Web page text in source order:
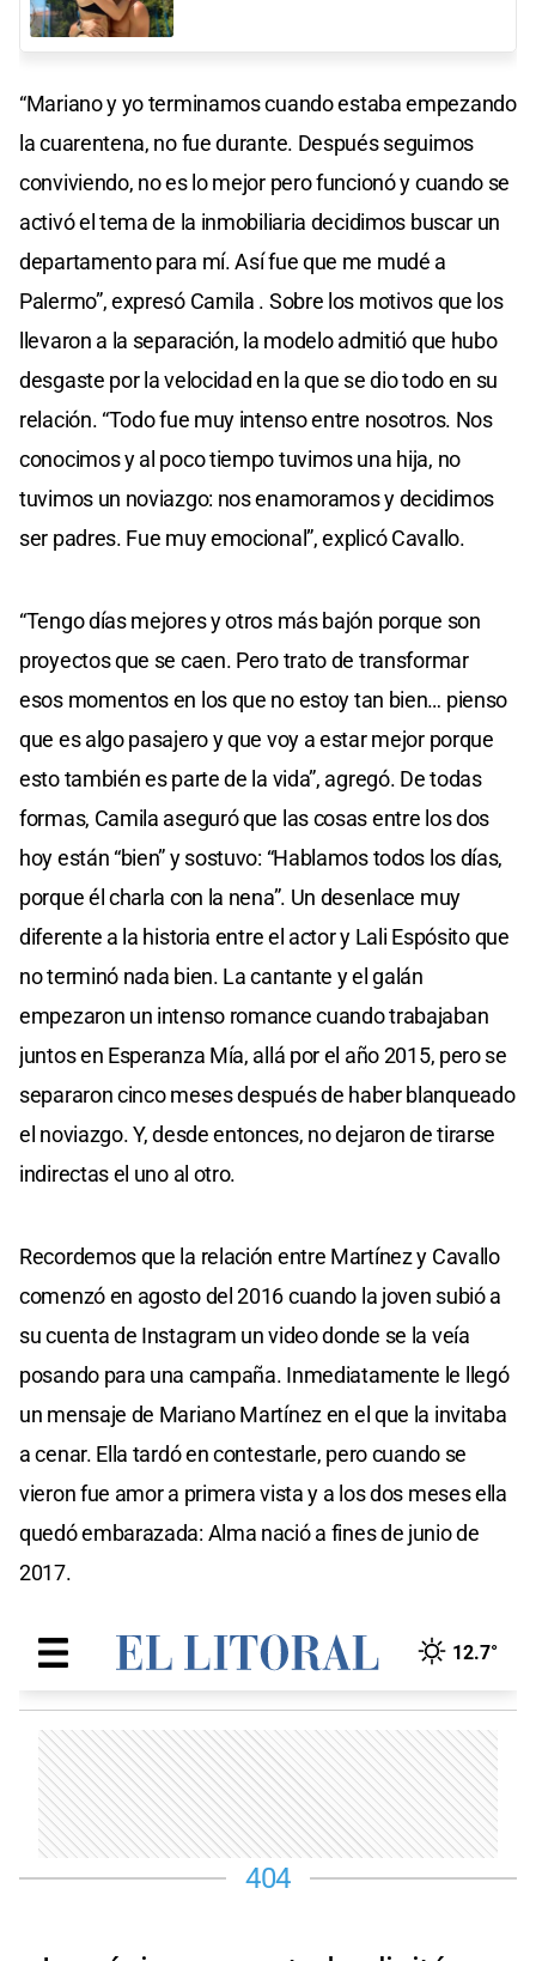
“Mariano y yo terminamos cuando estaba empezando
la cuarentena, no fue durante. Después seguimos
conviviendo, no es lo mejor pero funcionó y cuando se
activó el tema de la inmobiliaria decidimos buscar un
departamento para mí. Así fue que me mudé a
Palermo”, expresó Camila . Sobre los motivos que los
llevaron a la separación, la modelo admitió que hubo
desgaste por la velocidad en la que se dio todo en su
relación. “Todo fue muy intenso entre nosotros. Nos
conocimos y al poco tiempo tuvimos una hija, no
tuvimos un noviazgo: nos enamoramos y decidimos
ser padres. Fue muy emocional”, explicó Cavallo.
“Tengo días mejores y otros más bajón porque son
proyectos que se caen. Pero trato de transformar
esos momentos en los que no estoy tan bien… pienso
que es algo pasajero y que voy a estar mejor porque
esto también es parte de la vida”, agregó. De todas
formas, Camila aseguró que las cosas entre los dos
hoy están “bien” y sostuvo: “Hablamos todos los días,
porque él charla con la nena”. Un desenlace muy
diferente a la historia entre el actor y Lali Espósito que
no terminó nada bien. La cantante y el galán
empezaron un intenso romance cuando trabajaban
juntos en Esperanza Mía, allá por el año 2015, pero se
separaron cinco meses después de haber blanqueado
el noviazgo. Y, desde entonces, no dejaron de tirarse
indirectas el uno al otro.
Recordemos que la relación entre Martínez y Cavallo
comenzó en agosto del 2016 cuando la joven subió a
su cuenta de Instagram un video donde se la veía
posando para una campaña. Inmediatamente le llegó
un mensaje de Mariano Martínez en el que la invitaba
a cenar. Ella tardó en contestarle, pero cuando se
vieron fue amor a primera vista y a los dos meses ella
quedó embarazada: Alma nació a fines de junio de
2017.